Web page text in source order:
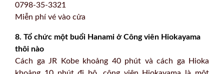
0798-35-3321
Miễn phí vé vào cửa
8. Tổ chức một buổi Hanami ở Công viên Hiokayama
thôi nào
Cách ga JR Kobe khoảng 40 phút và cách ga Hioka